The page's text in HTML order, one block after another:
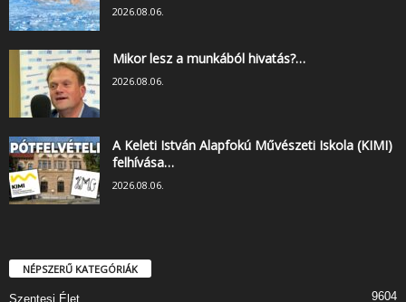
2026.08.06.
Mikor lesz a munkából hivatás?…
2026.08.06.
A Keleti István Alapfokú Művészeti Iskola (KIMI)
felhívása…
2026.08.06.
NÉPSZERŰ KATEGÓRIÁK
Szentesi Élet 9604